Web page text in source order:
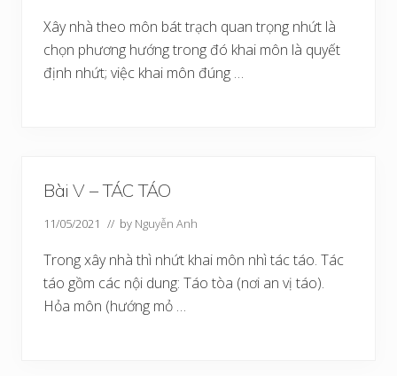
Xây nhà theo môn bát trạch quan trọng nhứt là
chọn phương hướng trong đó khai môn là quyết
định nhứt; việc khai môn đúng …
Bài V – TÁC TÁO
11/05/2021 // by Nguyễn Anh
Trong xây nhà thì nhứt khai môn nhì tác táo. Tác
táo gồm các nội dung: Táo tòa (nơi an vị táo).
Hỏa môn (hướng mỏ …